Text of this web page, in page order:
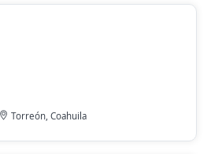
Torreón, Coahuila